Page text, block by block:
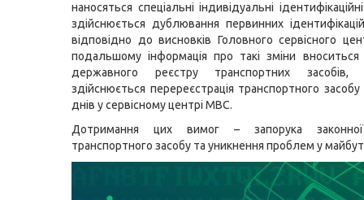
наносяться спеціальні індивідуальні
здійснюється дублювання первинних
відповідно до висновків Головного сервісного
подальшому інформація про такі зміни
державного реєстру транспортних засобів,
здійснюється перереєстрація транспортного
днів у сервісному центрі МВС.
Дотримання цих вимог – запорука законної
транспортного засобу та уникнення проблем у